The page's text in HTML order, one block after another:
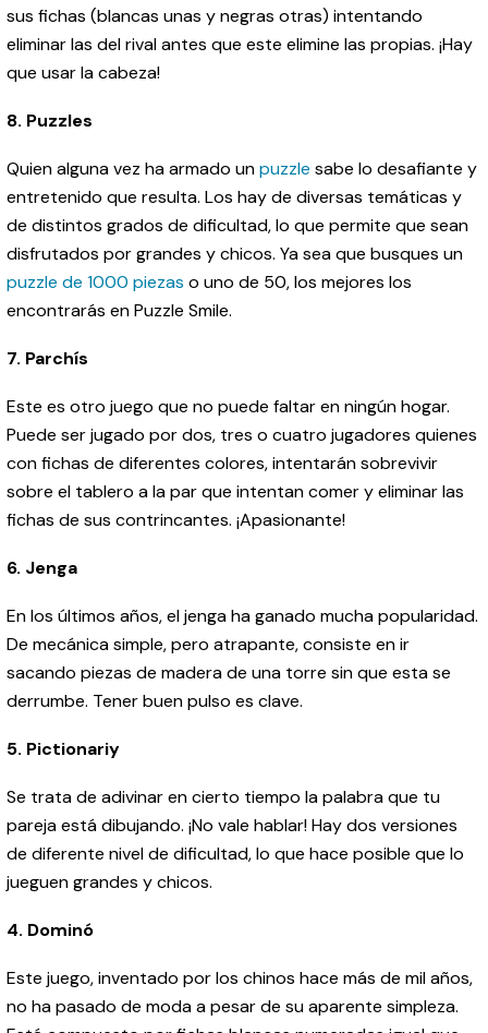
sus fichas (blancas unas y negras otras) intentando
eliminar las del rival antes que este elimine las propias. ¡Hay
que usar la cabeza!
8. Puzzles
Quien alguna vez ha armado unpuzzle sabe lo desafiante y
entretenido que resulta. Los hay de diversas temáticas y
de distintos grados de dificultad, lo que permite que sean
disfrutados por grandes y chicos. Ya sea que busques un
puzzle de 1000 piezas o uno de 50, los mejores los
encontrarás en Puzzle Smile.
7. Parchís
Este es otro juego que no puede faltar en ningún hogar.
Puede ser jugado por dos, tres o cuatro jugadores quienes
con fichas de diferentes colores, intentarán sobrevivir
sobre el tablero a la par que intentan comer y eliminar las
fichas de sus contrincantes. ¡Apasionante!
6. Jenga
En los últimos años, el jenga ha ganado mucha popularidad.
De mecánica simple, pero atrapante, consiste en ir
sacando piezas de madera de una torre sin que esta se
derrumbe. Tener buen pulso es clave.
5. Pictionariy
Se trata de adivinar en cierto tiempo la palabra que tu
pareja está dibujando. ¡No vale hablar! Hay dos versiones
de diferente nivel de dificultad, lo que hace posible que lo
jueguen grandes y chicos.
4. Dominó
Este juego, inventado por los chinos hace más de mil años,
no ha pasado de moda a pesar de su aparente simpleza.